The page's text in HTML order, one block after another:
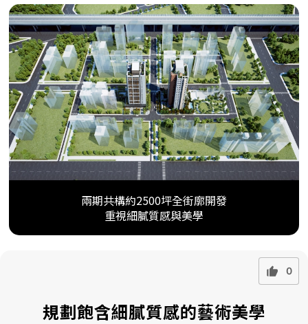
兩期共構約2500坪全街廓開發
重視細膩質感與美學
規劃飽含細膩質感的藝術美學
0